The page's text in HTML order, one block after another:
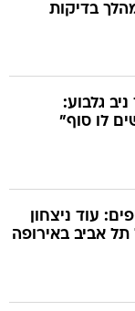
בדיקות
ניב גלבוע:
לו סוף"
עוד ניצחון
אביב באירופה